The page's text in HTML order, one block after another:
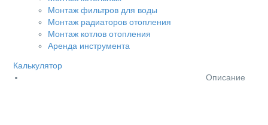
Монтаж фильтров для воды
Монтаж радиаторов отопления
Монтаж котлов отопления
Аренда инструмента
Калькулятор
Описание